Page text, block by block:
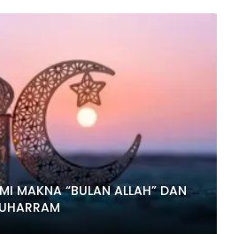
MAKNA “BULAN ALLAH” DAN